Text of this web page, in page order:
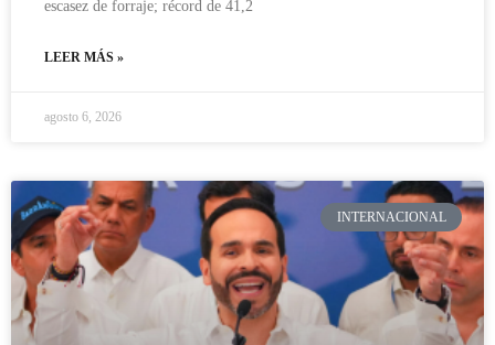
escasez de forraje; récord de 41,2
LEER MÁS »
agosto 6, 2026
INTERNACIONAL